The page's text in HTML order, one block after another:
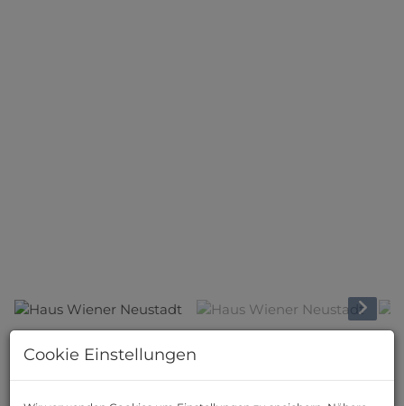
Beschreibung
Cookie Einstellungen